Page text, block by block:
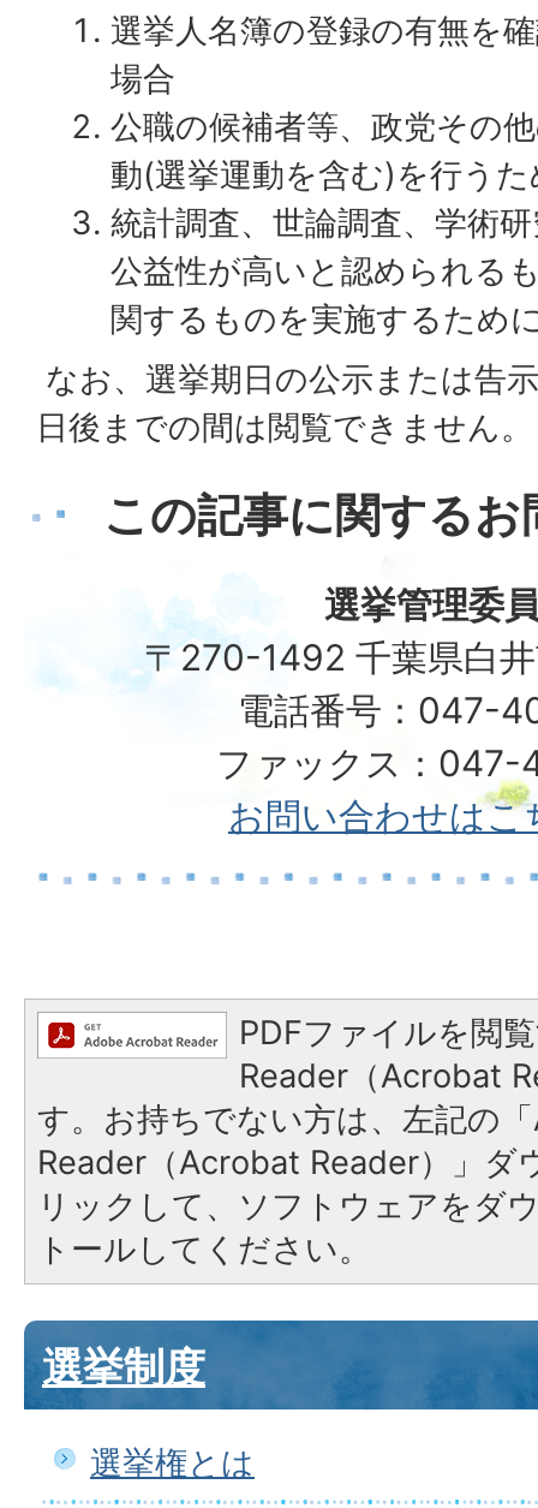
選挙人名簿の登録の有無を
場合
公職の候補者等、政党その
動(選挙運動を含む)を行う
統計調査、世論調査、学術
公益性が高いと認められる
関するものを実施するため
なお、選挙期日の公示または告
日後までの間は閲覧できません。
この記事に関する
選挙管理委
〒270-1492 千葉県白
電話番号：047-
ファックス：047-
お問い合わせはこ
PDFファイルを閲
Reader（Acrobat
す。お持ちでない方は、左記の
Reader（Acrobat Reader）」ダ
リックして、ソフトウェアをダ
トールしてください。
選挙制度
選挙権とは